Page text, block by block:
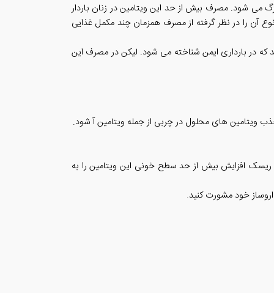
شود. مصرف بیش از حد این ویتامین در زنان باردار
را در نظر گرفته از مصرف همزمان چند مکمل غذایی
در بارداری ایمن شناخته می شود. لیکن در مصرف این
ریسک افزایش بیش از حد سطح خونی این ویتامین را به
خود مشورت کنید.